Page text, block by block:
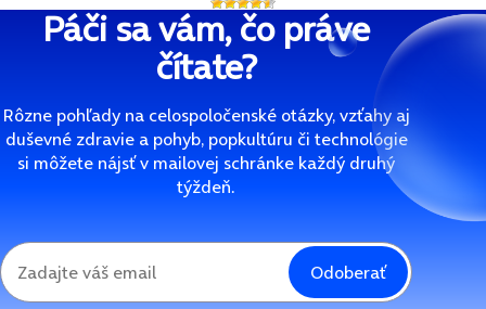
Páči sa vám, čo práve
čítate?
Rôzne pohľady na celospoločenské otázky, vzťahy aj
duševné zdravie a pohyb, popkultúru či technológie
si môžete nájsť v mailovej schránke každý druhý
týždeň.
Odoberať